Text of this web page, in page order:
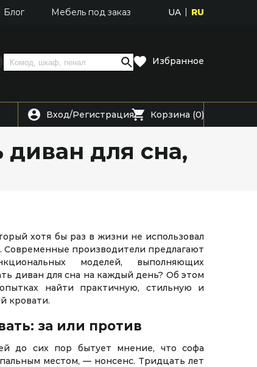
Блог Мебель под заказ UA RU
Избранное
Вход/Регистрация Корзина (0)
для сна,
хотя бы раз в жизни не использовал
Современные производители предлагают
моделей, выполняющих
диван для сна на каждый день? Об этом
найти практичную, стильную и
кровати.
за или против
до сих пор бытует мнение, что софа
местом, — нонсенс. Тридцать лет